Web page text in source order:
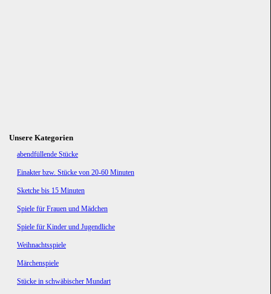
Unsere Kategorien
Navigation
abendfüllende Stücke
Einakter bzw. Stücke von 20-60 Minuten
Sketche bis 15 Minuten
Spiele für Frauen und Mädchen
Spiele für Kinder und Jugendliche
Weihnachtsspiele
Märchenspiele
Stücke in schwäbischer Mundart